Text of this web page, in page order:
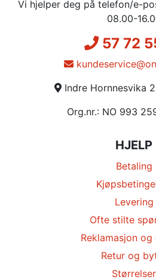
Vi hjelper deg på telefon/e-
08.00-
57 72
Indre Hornnesvika
Org.nr.: NO 993
HJELP
Betaling
Levering
Ofte stilte
Reklamasjon og
Retur og
Størrelser